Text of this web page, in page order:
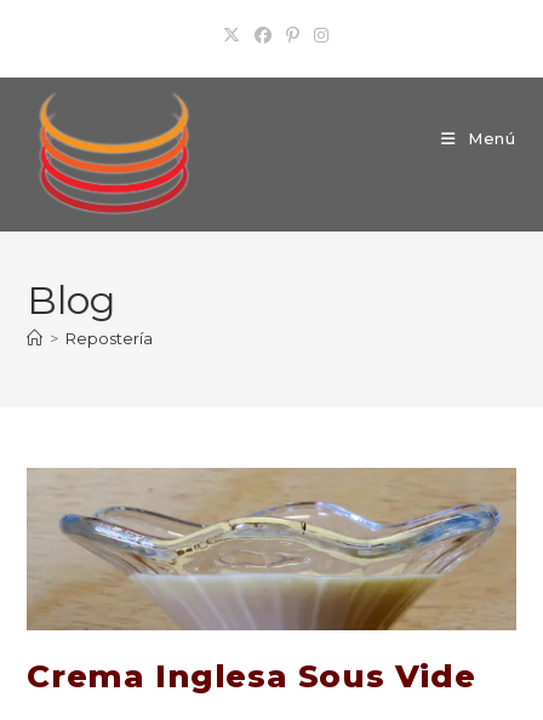
contenido
Menú
Blog
> Repostería
Crema Inglesa Sous Vide